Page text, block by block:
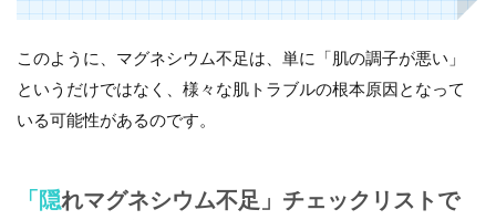
このように、マグネシウム不足は、単に「肌の調子が悪い」
というだけではなく、様々な肌トラブルの根本原因となって
いる可能性があるのです。
「隠れマグネシウム不足」チェックリストで